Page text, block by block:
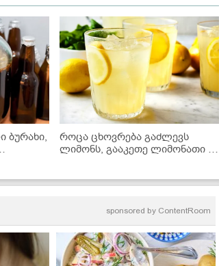
ბურახი,
როცა ცხოვრება გაძლევს
ლიმონს, გააკეთე ლიმონათი -
sponsored by ContentRoom